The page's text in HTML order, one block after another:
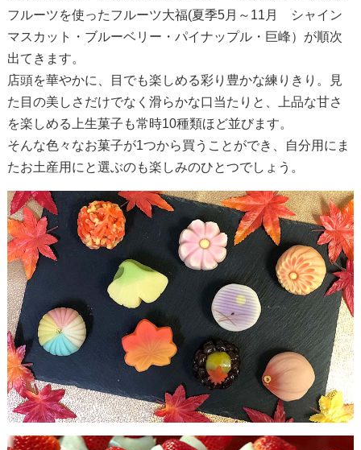
フルーツを使ったフルーツ大福(夏季5月～11月 シャイン
マスカット・ブルーベリー・パイナップル・巨峰）が順次
出てきます。
店頭を華やかに、目でも楽しめる彩り豊かな練りきり。見
た目の美しさだけでなく滑らかな口当たりと、上品な甘さ
を楽しめる上生菓子も常時10種類ほど並びます。
そんな色々なお菓子が1つから買うことができ、自分用にま
たお土産用にと選ぶのも楽しみのひとつでしょう。